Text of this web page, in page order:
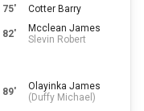
75'
Cotter Barry
82'
Mcclean James
Slevin Robert
89'
Olayinka James
( Duffy Michael )